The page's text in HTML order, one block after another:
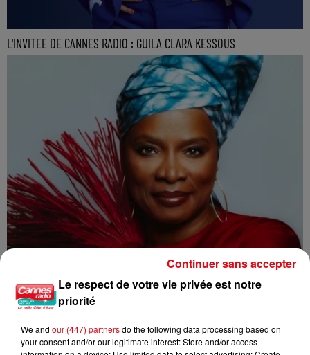
L'INVITEE DE CANNES RADIO : GUILA CLARA KESSOUS
Le respect de votre vie privée est notre
priorité
We and our (447) partnersdo the following data processing based on
your consent and/or our legitimate interest: Store and/or access
Continuer sans accepter